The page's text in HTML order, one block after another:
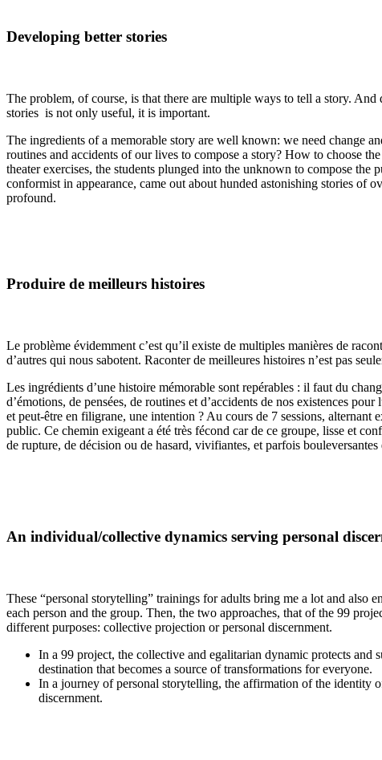
Developing better stories
The problem, of course, is that there are multiple ways to tell a story.
stories is not only useful, it is important.
The ingredients of a memorable story are well known: we need change
routines and accidents of our lives to compose a story? How to choose
theater exercises, the students plunged into the unknown to compose
conformist in appearance, came out about hunded astonishing stories of
profound.
Produire de meilleurs histoires
Le problème évidemment c’est qu’il existe de multiples manières de
d’autres qui nous sabotent. Raconter de meilleures histoires n’est pas
Les ingrédients d’une histoire mémorable sont repérables : il faut du
d’émotions, de pensées, de routines et d’accidents de nos existences
et peut-être en filigrane, une intention ? Au cours de 7 sessions, alternant
public. Ce chemin exigeant a été très fécond car de ce groupe, lisse et
de rupture, de décision ou de hasard, vivifiantes, et parfois bouleversantes
An individual/collective dynamics serving personal
These “personal storytelling” trainings for adults bring me a lot and also
each person and the group. Then, the two approaches, that of the 99
different purposes: collective projection or personal discernment.
In a 99 project, the collective and egalitarian dynamic protects and
destination that becomes a source of transformations for everyone.
In a journey of personal storytelling, the affirmation of the identity
discernment.